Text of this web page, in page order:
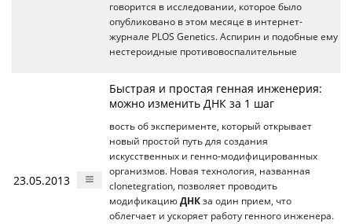
говорится в исследовании, которое было
опубликовано в этом месяце в интернет-
журнале PLOS Genetics. Аспирин и подобные ему
нестероидные противовоспалительные
23.05.2013
Быстрая и простая генная инженерия:
можно изменить ДНК за 1 шаг
вость об эксперименте, который открывает
новый простой путь для создания
искусственных и генно-модифицированных
организмов. Новая технология, названная
clonetegration, позволяет проводить
модификацию ДНК за один прием, что
облегчает и ускоряет работу генного инженера.